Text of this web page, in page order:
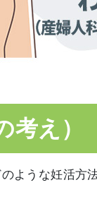
え）
ような妊活方